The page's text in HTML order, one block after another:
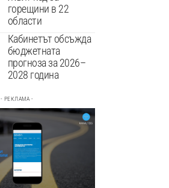
горещини в 22
области
Кабинетът обсъжда
бюджетната
прогноза за 2026–
2028 година
- РЕКЛАМА -